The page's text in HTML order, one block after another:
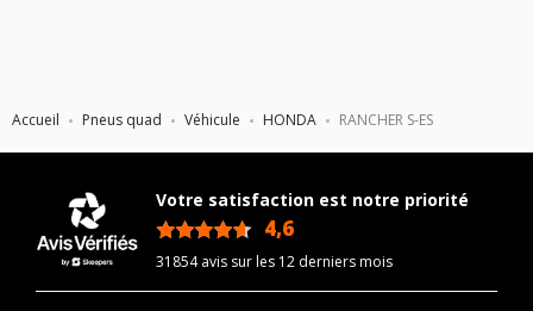
Accueil Pneus quad Véhicule HONDA RANCHER S-ES
Votre satisfaction est notre priorité
4,6
31854 avis sur les 12 derniers mois